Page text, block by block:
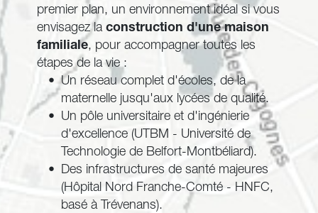
premier plan, un environnement idéal si vous
envisagez la construction d'une maison
familiale, pour accompagner toutes les
étapes de la vie :
Un réseau complet d'écoles, de la
maternelle jusqu'aux lycées de qualité.
Un pôle universitaire et d'ingénierie
d'excellence (UTBM - Université de
Technologie de Belfort-Montbéliard).
Des infrastructures de santé majeures
(Hôpital Nord Franche-Comté - HNFC,
basé à Trévenans).